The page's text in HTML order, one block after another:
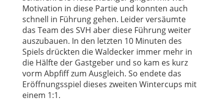
Motivation in diese Partie und konnten auch
schnell in Führung gehen. Leider versäumte
das Team des SVH aber diese Führung weiter
auszubauen. In den letzten 10 Minuten des
Spiels drückten die Waldecker immer mehr in
die Hälfte der Gastgeber und so kam es kurz
vorm Abpfiff zum Ausgleich. So endete das
Eröffnungsspiel dieses zweiten Wintercups mit
einem 1:1.